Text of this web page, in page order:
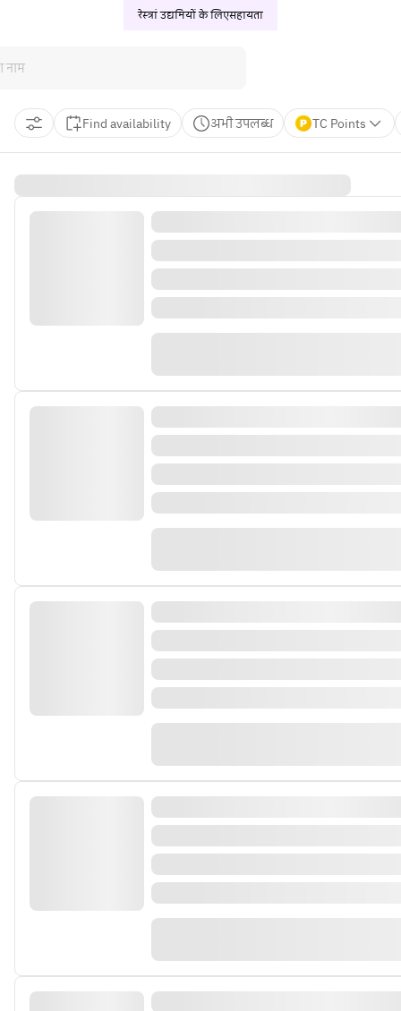
रेस्त्रां उद्यमियों के लिएसहायता
Find availability अभी उपलब्ध TC Points